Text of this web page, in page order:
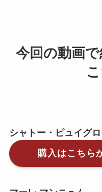
今回の動画
シャトー・ピュイグ
購入はこちら